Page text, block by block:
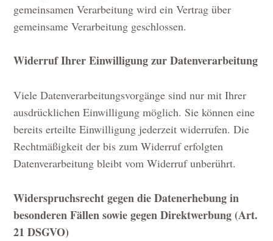
gemeinsamen Verarbeitung wird ein Vertrag über
gemeinsame Verarbeitung geschlossen.
Widerruf Ihrer Einwilligung zur Datenverarbeitung
Viele Datenverarbeitungsvorgänge sind nur mit Ihrer
ausdrücklichen Einwilligung möglich. Sie können eine
bereits erteilte Einwilligung jederzeit widerrufen. Die
Rechtmäßigkeit der bis zum Widerruf erfolgten
Datenverarbeitung bleibt vom Widerruf unberührt.
Widerspruchsrecht gegen die Datenerhebung in
besonderen Fällen sowie gegen Direktwerbung (Art.
21 DSGVO)